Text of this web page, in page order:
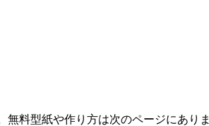
無料型紙や作り方は次のページにありま